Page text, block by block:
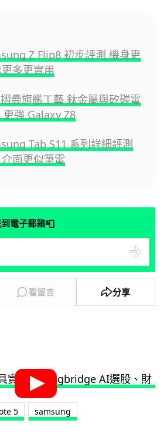
Z Flip8 初步評測 機身更
多更實用
疊旗艦工藝 鈦金屬與矽碳電
強 Galaxy Z8
Tab S11 系列詳細評測
面更似筆電
電子郵箱📮
看留言 分享
5 samsung